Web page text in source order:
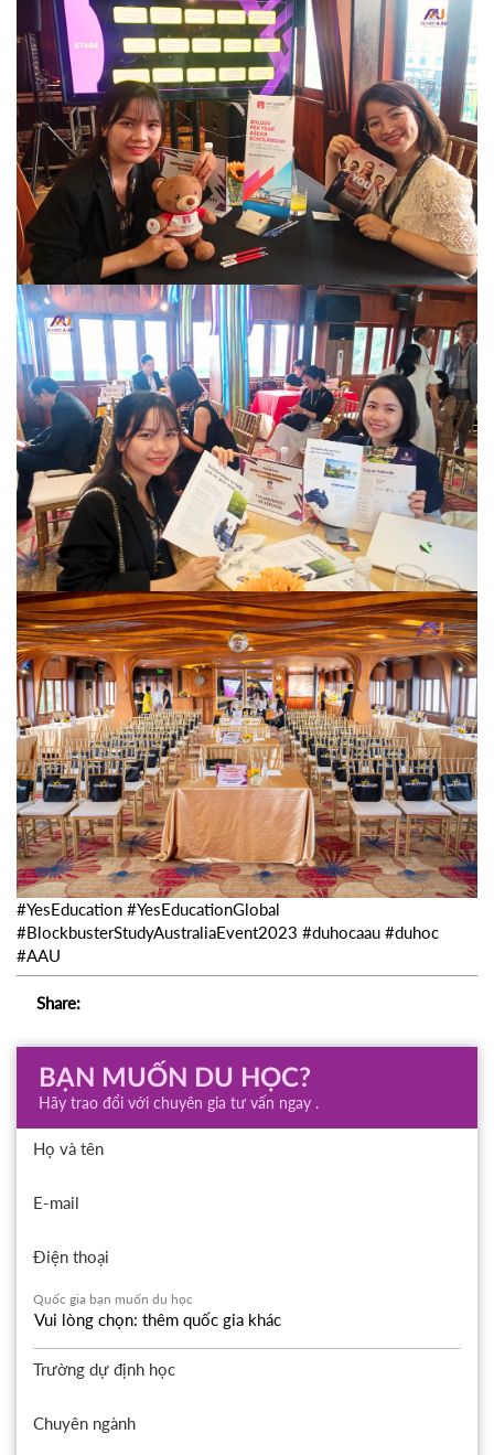
#YesEducation #YesEducationGlobal
#BlockbusterStudyAustraliaEvent2023 #duhocaau #duhoc
#AAU
Share:
BẠN MUỐN DU HỌC?
Hãy trao đổi với chuyên gia tư vấn ngay .
Họ và tên
E-mail
Điện thoại
Quốc gia bạn muốn du học
Trường dự định học
Chuyên ngành